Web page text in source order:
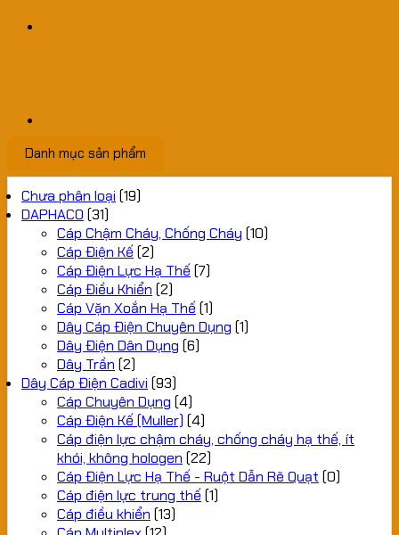
Danh mục sản phẩm
Chưa phân loại (19)
DAPHACO (31)
Cáp Chậm Cháy, Chống Cháy (10)
Cáp Điện Kế (2)
Cáp Điện Lực Hạ Thế (7)
Cáp Điều Khiển (2)
Cáp Vặn Xoắn Hạ Thế (1)
Dây Cáp Điện Chuyên Dụng (1)
Dây Điện Dân Dụng (6)
Dây Trần (2)
Dây Cáp Điện Cadivi (93)
Cáp Chuyên Dụng (4)
Cáp Điện Kế (Muller) (4)
Cáp điện lực chậm cháy, chống cháy hạ thế, ít
khói, không hologen (22)
Cáp Điện Lực Hạ Thế - Ruột Dẫn Rẽ Quạt (0)
Cáp điện lực trung thế (1)
Cáp điều khiển (13)